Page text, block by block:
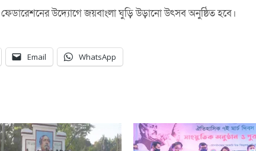
ফেডারেশনের উদ্যোগে জয়বাংলা ঘুড়ি উড়ানো উৎসব অনুষ্ঠিত হবে।
Email WhatsApp